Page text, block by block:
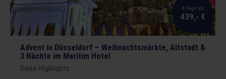
4 Tage ab
439,- €
Advent in Düsseldorf – Weihnachtsmärkte, Altstadt &
3 Nächte im Maritim Hotel
Reise-Highlights: